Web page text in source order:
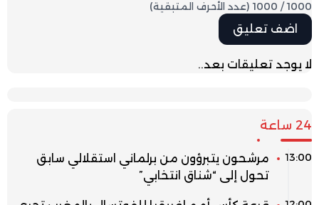
1000
/
1000 (عدد الأحرف المتبقية)
لا يوجد تعليقات بعد..
24 ساعة
13:00
مرشحون يتبرؤون من برلماني استقلالي سابق
تحول إلى “شناق انتخابي”